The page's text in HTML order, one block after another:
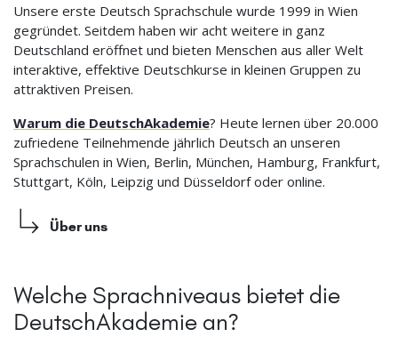
Unsere erste Deutsch Sprachschule wurde 1999 in Wien
gegründet. Seitdem haben wir acht weitere in ganz
Deutschland eröffnet und bieten Menschen aus aller Welt
interaktive, effektive Deutschkurse in kleinen Gruppen zu
attraktiven Preisen.
Warum die DeutschAkademie? Heute lernen über 20.000
zufriedene Teilnehmende jährlich Deutsch an unseren
Sprachschulen in Wien, Berlin, München, Hamburg, Frankfurt,
Stuttgart, Köln, Leipzig und Düsseldorf oder online.
Über uns
Welche Sprachniveaus bietet die
DeutschAkademie an?